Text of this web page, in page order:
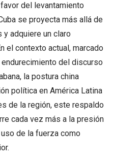
del levantamiento
se proyecta más allá de
y adquiere un claro
el contexto actual, marcado
del discurso
la postura china
política en América Latina
de la región, este respaldo
cada vez más a la presión
de la fuerza como